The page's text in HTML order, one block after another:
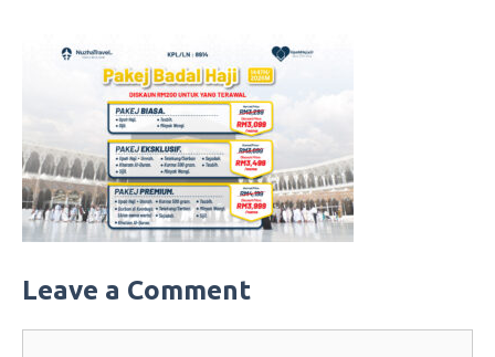
Leave a Comment